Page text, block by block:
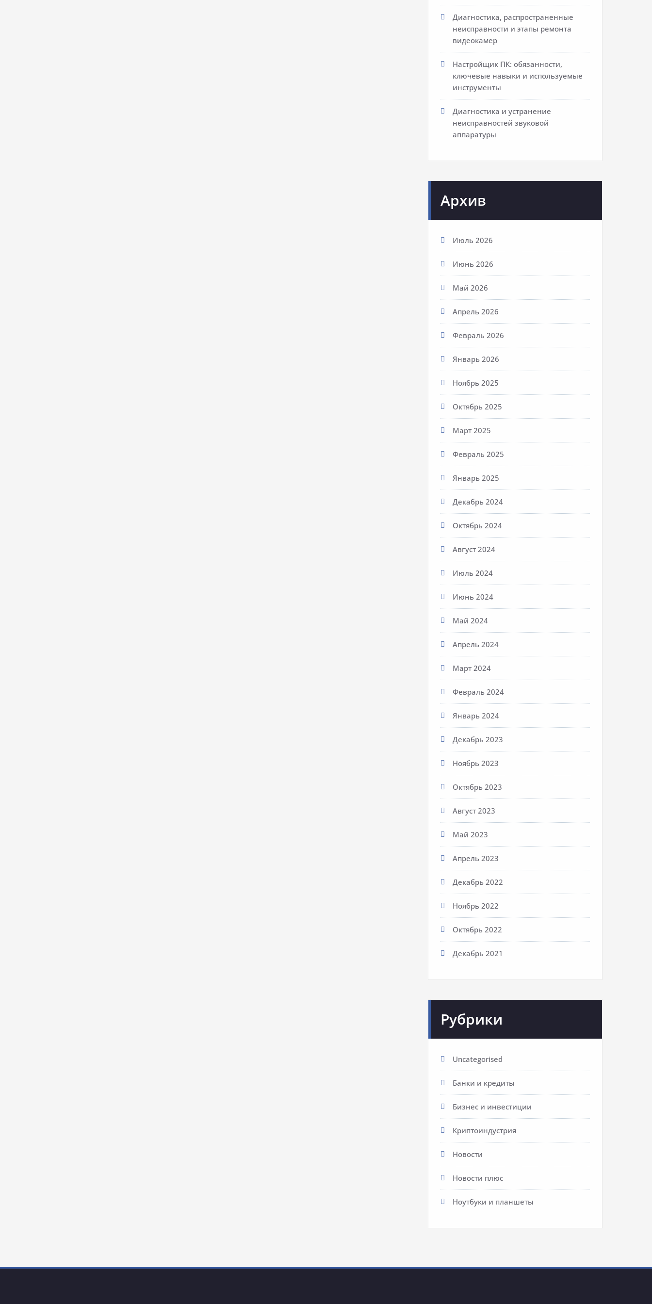
Диагностика, распространенные
неисправности и этапы ремонта
видеокамер
Настройщик ПК: обязанности,
ключевые навыки и используемые
инструменты
Диагностика и устранение
неисправностей звуковой
аппаратуры
Архив
Июль 2026
Июнь 2026
Май 2026
Апрель 2026
Февраль 2026
Январь 2026
Ноябрь 2025
Октябрь 2025
Март 2025
Февраль 2025
Январь 2025
Декабрь 2024
Октябрь 2024
Август 2024
Июль 2024
Июнь 2024
Май 2024
Апрель 2024
Март 2024
Февраль 2024
Январь 2024
Декабрь 2023
Ноябрь 2023
Октябрь 2023
Август 2023
Май 2023
Апрель 2023
Декабрь 2022
Ноябрь 2022
Октябрь 2022
Декабрь 2021
Рубрики
Uncategorised
Банки и кредиты
Бизнес и инвестиции
Криптоиндустрия
Новости
Новости плюс
Ноутбуки и планшеты